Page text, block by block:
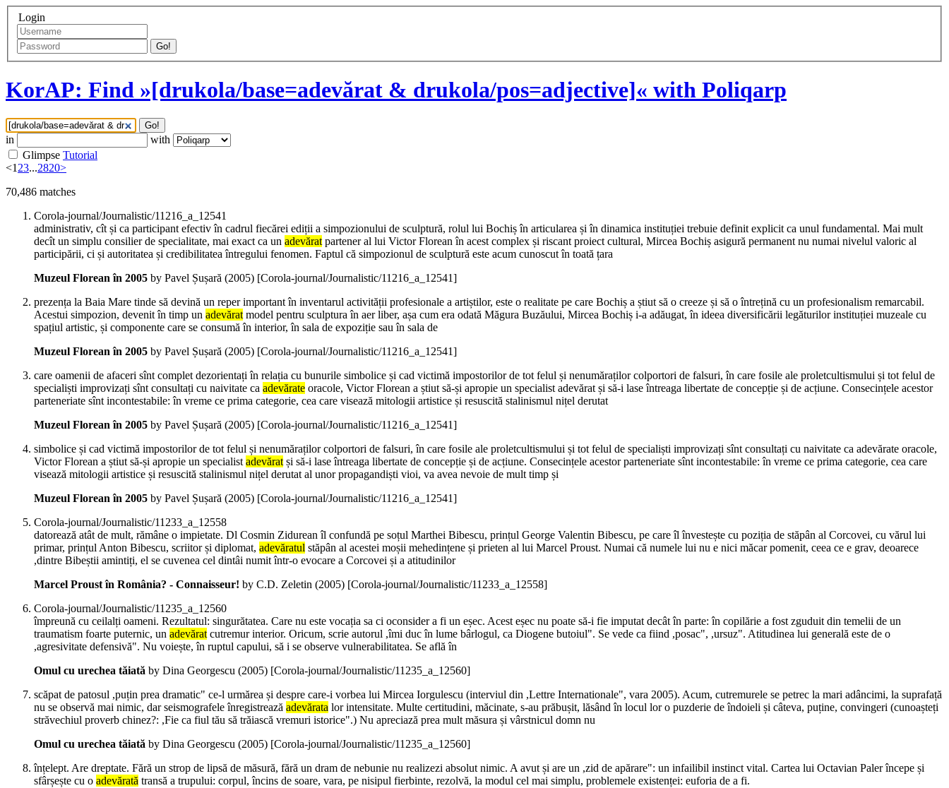
Login
Go!
KorAP: Find »[drukola/base=adevărat & drukola/pos=adjective]« with Poliqarp
Go!
in
with
Glimpse Tutorial
<123...2820>
70,486 matches
Corola-journal/Journalistic/11216_a_12541
administrativ, cît și ca participant efectiv în cadrul fiecărei ediții a simpozionului de sculptură, rolul lui Bochiș în articularea și în dinamica instituției trebuie definit explicit ca unul fundamental. Mai mult
decît un simplu consilier de specialitate, mai exact ca un adevăratpartener al lui Victor Florean în acest complex și riscant proiect cultural, Mircea Bochiș asigură permanent nu numai nivelul valoric al
participării, ci și autoritatea și credibilitatea întregului fenomen. Faptul că simpozionul de sculptură este acum cunoscut în toată țara
Muzeul Florean în 2005 by Pavel Șușară (2005) [Corola-journal/Journalistic/11216_a_12541]
prezența la Baia Mare tinde să devină un reper important în inventarul activității profesionale a artiștilor, este o realitate pe care Bochiș a știut să o creeze și să o întrețină cu un profesionalism remarcabil.
Acestui simpozion, devenit în timp un adevăratmodel pentru sculptura în aer liber, așa cum era odată Măgura Buzăului, Mircea Bochiș i-a adăugat, în ideea diversificării legăturilor instituției muzeale cu
spațiul artistic, și componente care se consumă în interior, în sala de expoziție sau în sala de
Muzeul Florean în 2005 by Pavel Șușară (2005) [Corola-journal/Journalistic/11216_a_12541]
care oamenii de afaceri sînt complet dezorientați în relația cu bunurile simbolice și cad victimă impostorilor de tot felul și nenumăraților colportori de falsuri, în care fosile ale proletcultismului și tot felul de
specialiști improvizați sînt consultați cu naivitate ca adevărate oracole, Victor Florean a știut să-și apropie un specialist adevărat și să-i lase întreaga libertate de concepție și de acțiune. Consecințele acestor
parteneriate sînt incontestabile: în vreme ce prima categorie, cea care visează mitologii artistice și resuscită stalinismul nițel derutat
Muzeul Florean în 2005 by Pavel Șușară (2005) [Corola-journal/Journalistic/11216_a_12541]
simbolice și cad victimă impostorilor de tot felul și nenumăraților colportori de falsuri, în care fosile ale proletcultismului și tot felul de specialiști improvizați sînt consultați cu naivitate ca adevărate oracole,
Victor Florean a știut să-și apropie un specialistadevăratși să-i lase întreaga libertate de concepție și de acțiune. Consecințele acestor parteneriate sînt incontestabile: în vreme ce prima categorie, cea care
visează mitologii artistice și resuscită stalinismul nițel derutat al unor propagandiști vioi, va avea nevoie de mult timp și
Muzeul Florean în 2005 by Pavel Șușară (2005) [Corola-journal/Journalistic/11216_a_12541]
Corola-journal/Journalistic/11233_a_12558
datorează atât de mult, rămâne o impietate. Dl Cosmin Zidurean îl confundă pe soțul Marthei Bibescu, prințul George Valentin Bibescu, pe care îl învestește cu poziția de stăpân al Corcovei, cu vărul lui
primar, prințul Anton Bibescu, scriitor și diplomat, adevăratul stăpân al acestei moșii mehedințene și prieten al lui Marcel Proust. Numai că numele lui nu e nici măcar pomenit, ceea ce e grav, deoarece
,dintre Bibeștii amintiți, el se cuvenea cel dintâi numit într-o evocare a Corcovei și a atitudinilor
Marcel Proust în România? - Connaisseur! by C.D. Zeletin (2005) [Corola-journal/Journalistic/11233_a_12558]
Corola-journal/Journalistic/11235_a_12560
împreună cu ceilalți oameni. Rezultatul: singurătatea. Care nu este vocația sa ci oconsider a fi un eșec. Acest eșec nu poate să-i fie imputat decât în parte: în copilărie a fost zguduit din temelii de un
traumatism foarte puternic, un adevăratcutremur interior. Oricum, scrie autorul ,îmi duc în lume bârlogul, ca Diogene butoiul". Se vede ca fiind ,posac", ,ursuz". Atitudinea lui generală este de o
,agresivitate defensivă". Nu voiește, în ruptul capului, să i se observe vulnerabilitatea. Se află în
Omul cu urechea tăiată by Dina Georgescu (2005) [Corola-journal/Journalistic/11235_a_12560]
scăpat de patosul ,puțin prea dramatic" ce-l urmărea și despre care-i vorbea lui Mircea Iorgulescu (interviul din ,Lettre Internationale", vara 2005). Acum, cutremurele se petrec la mari adâncimi, la suprafață
nu se observă mai nimic, dar seismografele înregistrează adevărata lor intensitate. Multe certitudini, măcinate, s-au prăbușit, lăsând în locul lor o puzderie de îndoieli și câteva, puține, convingeri (cunoașteți
străvechiul proverb chinez?: ,Fie ca fiul tău să trăiască vremuri istorice".) Nu apreciază prea mult măsura și vârstnicul domn nu
Omul cu urechea tăiată by Dina Georgescu (2005) [Corola-journal/Journalistic/11235_a_12560]
înțelept. Are dreptate. Fără un strop de lipsă de măsură, fără un dram de nebunie nu realizezi absolut nimic. A avut și are un ,zid de apărare": un infailibil instinct vital. Cartea lui Octavian Paler începe și
sfârșește cu o adevărată transă a trupului: corpul, încins de soare, vara, pe nisipul fierbinte, rezolvă, la modul cel mai simplu, problemele existenței: euforia de a fi.